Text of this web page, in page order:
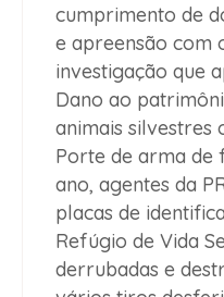
cumprimento de
e apreensão com
investigação que
Dano ao
animais silvestres
Porte de arma de
ano, agentes da
placas de
Refúgio de Vida
derrubadas e